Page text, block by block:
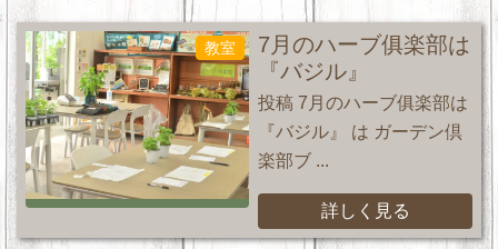
教室
7月のハーブ俱楽部は
『バジル』
投稿 7月のハーブ俱楽部は
『バジル』 は ガーデン倶
楽部ブ ...
詳しく見る